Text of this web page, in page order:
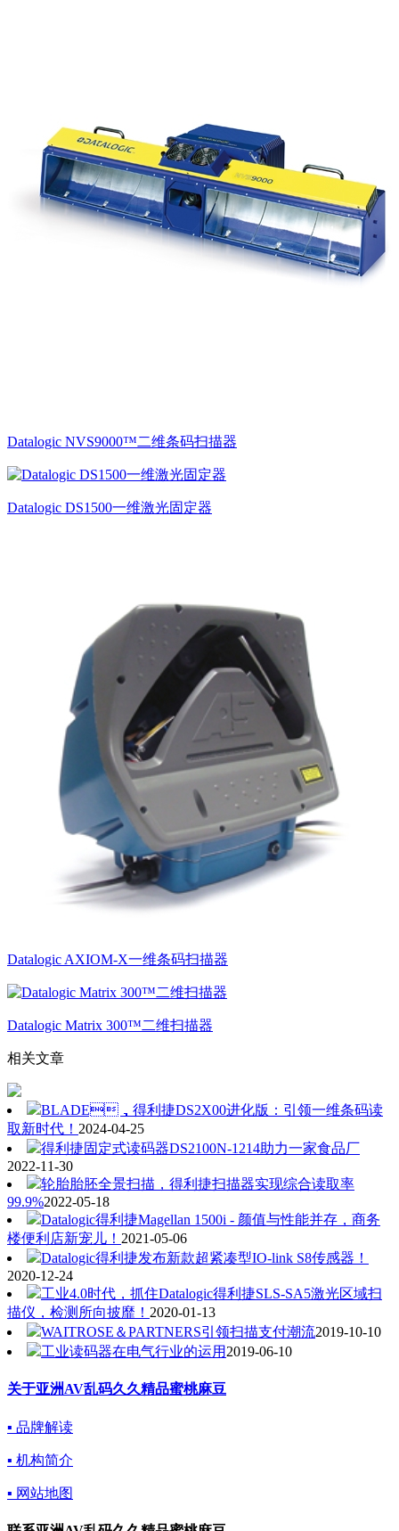
Datalogic NVS9000™二维条码扫描器
Datalogic DS1500一维激光固定器
Datalogic AXIOM-X一维条码扫描器
Datalogic Matrix 300™二维扫描器
相关文章
BLADE，得利捷DS2X00进化版：引领一维条码读
取新时代！ 2024-04-25
得利捷固定式读码器DS2100N-1214助力一家食品厂
2022-11-30
轮胎胎胚全景扫描，得利捷扫描器实现综合读取率
99.9%2022-05-18
Datalogic得利捷Magellan 1500i - 颜值与性能并存，商务
楼便利店新宠儿！ 2021-05-06
Datalogic得利捷发布新款超紧凑型IO-link S8传感器！
2020-12-24
工业4.0时代，抓住Datalogic得利捷SLS-SA5激光区域扫
描仪，检测所向披靡！ 2020-01-13
WAITROSE＆PARTNERS引领扫描支付潮流2019-10-10
工业读码器在电气行业的运用 2019-06-10
关于亚洲AV乱码久久精品蜜桃麻豆
▪ 品牌解读
▪ 机构简介
▪ 网站地图